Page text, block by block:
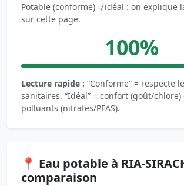
Potable (conforme) ≠ idéal : on explique
sur cette page.
100%
Lecture rapide : “Conforme” = respecte
sanitaires. “Idéal” = confort (goût/
polluants (nitrates/PFAS).
📍 Eau potable à RIA-
comparaison